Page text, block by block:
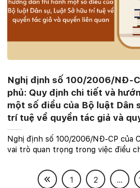
Nghị định số 100/2006/NĐ-
phủ: Quy định chi tiết và
một số điều của Bộ luật Dân
trí tuệ về quyền tác giả và
Nghị định số 100/2006/NĐ-CP của
vai trò quan trọng trong việc điều
Luật Sở hữu trí tuệ về quyền tác giả
1
2 ...